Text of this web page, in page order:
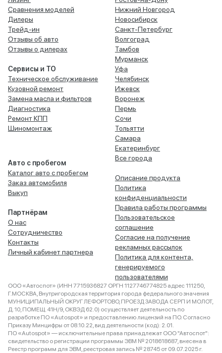
Сравнения моделей
Дилеры
Трейд-ин
Отзывы об авто
Отзывы о дилерах
Сервисы и ТО
Техническое обслуживание
Кузовной ремонт
Замена масла и фильтров
Диагностика
Ремонт КПП
Шиномонтаж
Авто с пробегом
Каталог авто с пробегом
Заказ автомобиля
Выкуп
Партнёрам
О нас
Сотрудничество
Контакты
Личный кабинет партнера
Нижний Новгород
Новосибирск
Санкт-Петербург
Волгоград
Тамбов
Мурманск
Уфа
Челябинск
Ижевск
Воронеж
Пермь
Сочи
Тольятти
Самара
Екатеринбург
Все города
Описание продукта
Политика
конфиденциальности
Правила работы программы
Пользовательское
соглашение
Согласие на получение
рекламных рассылок
Политика для контента,
генерируемого
пользователями
ООО «Автоспот» (ИНН 7715936827 ОРГН 1127746774825 адрес 111250,
Г.МОСКВА, Внутригородская территория города федерального значения
МУНИЦИПАЛЬНЫЙ ОКРУГ ЛЕФОРТОВО, ПРОЕЗД ЗАВОДА СЕРП И МОЛОТ,
Д. 10, ПОМЕЩ. 41Н/9, ОКВЭД 62.0) осуществляет деятельность по
разработке ПО «Autospot» и предоставлению лицензий на ПО. Согласно
Приказу Минцифры от 08.10.22, вид деятельности (код): 2.01.
ПО «Autospot» — исключительные права принадлежат ООО "Автоспот":
свидетельство о регистрации программы ЭВМ № 2018618687, внесена в
Реестр программ для ЭВМ, реестровая запись № 28745 от 09.07.2025 г.